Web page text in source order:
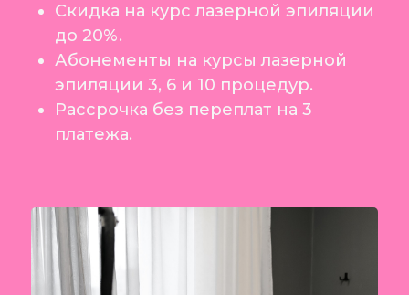
Скидка на курс лазерной эпиляции
до 20%.
Абонементы на курсы лазерной
эпиляции 3, 6 и 10 процедур.
Рассрочка без переплат на 3
платежа.